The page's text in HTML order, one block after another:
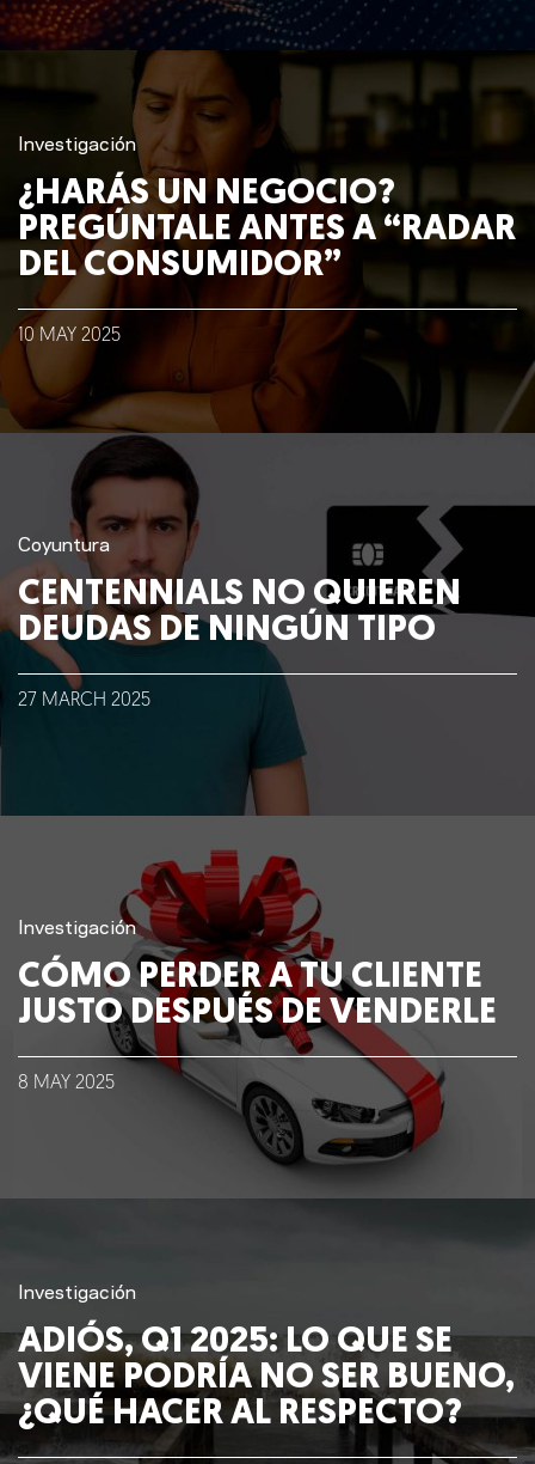
Investigación
¿HARÁS UN NEGOCIO?
PREGÚNTALE ANTES A “RADAR
DEL CONSUMIDOR”
10 MAY 2025
Coyuntura
CENTENNIALS NO QUIEREN
DEUDAS DE NINGÚN TIPO
27 MARCH 2025
Investigación
CÓMO PERDER A TU CLIENTE
JUSTO DESPUÉS DE VENDERLE
8 MAY 2025
Investigación
ADIÓS, Q1 2025: LO QUE SE
VIENE PODRÍA NO SER BUENO,
¿QUÉ HACER AL RESPECTO?